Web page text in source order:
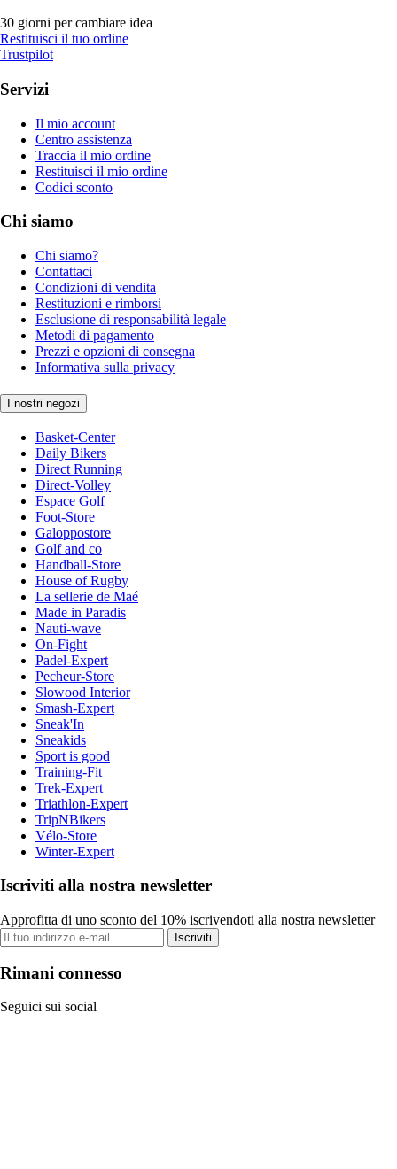
30 giorni per cambiare idea
Restituisci il tuo ordine
Trustpilot
Servizi
Il mio account
Centro assistenza
Traccia il mio ordine
Restituisci il mio ordine
Codici sconto
Chi siamo
Chi siamo?
Contattaci
Condizioni di vendita
Restituzioni e rimborsi
Esclusione di responsabilità legale
Metodi di pagamento
Prezzi e opzioni di consegna
Informativa sulla privacy
I nostri negozi
Basket-Center
Daily Bikers
Direct Running
Direct-Volley
Espace Golf
Foot-Store
Galoppostore
Golf and co
Handball-Store
House of Rugby
La sellerie de Maé
Made in Paradis
Nauti-wave
On-Fight
Padel-Expert
Pecheur-Store
Slowood Interior
Smash-Expert
Sneak'In
Sneakids
Sport is good
Training-Fit
Trek-Expert
Triathlon-Expert
TripNBikers
Vélo-Store
Winter-Expert
Iscriviti alla nostra newsletter
Approfitta di uno sconto del 10% iscrivendoti alla nostra newsletter
Iscriviti
Rimani connesso
Seguici sui social